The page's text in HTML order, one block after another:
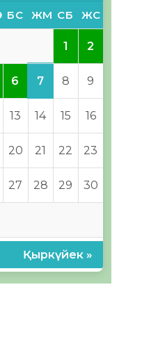
БС ЖМ СБ ЖС
1 2
6 7 8 9
13 14 15 16
20 21 22 23
27 28 29 30
Қыркүйек »